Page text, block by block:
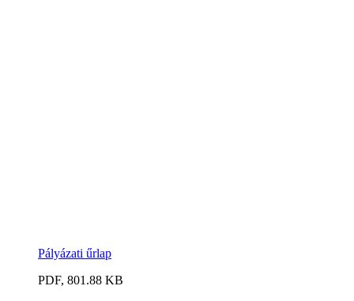
Pályázati űrlap
PDF, 801.88 KB